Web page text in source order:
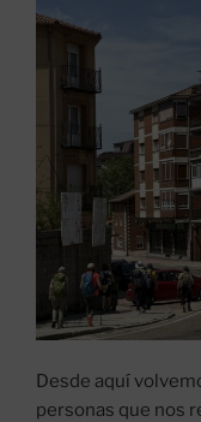
Desde aquí
personas que nos